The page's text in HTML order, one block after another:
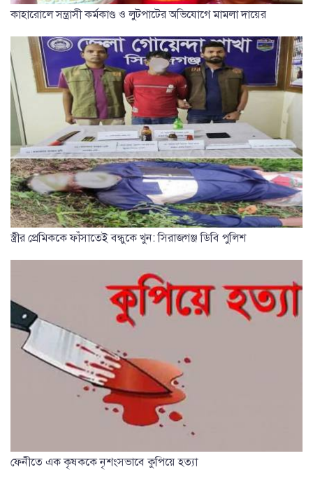
কাহারোলে সন্ত্রাসী কর্মকাণ্ড ও লুটপাটের অভিযোগে মামলা দায়ের
স্ত্রীর প্রেমিককে ফাঁসাতেই বন্ধুকে খুন: সিরাজগঞ্জ ডিবি পুলিশ
ফেনীতে এক কৃষককে নৃশংসভাবে কুপিয়ে হত্যা